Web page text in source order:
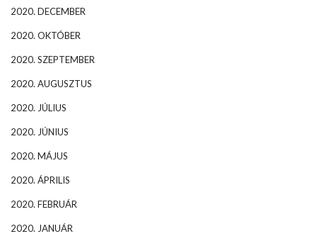
2020. DECEMBER
2020. OKTÓBER
2020. SZEPTEMBER
2020. AUGUSZTUS
2020. JÚLIUS
2020. JÚNIUS
2020. MÁJUS
2020. ÁPRILIS
2020. FEBRUÁR
2020. JANUÁR